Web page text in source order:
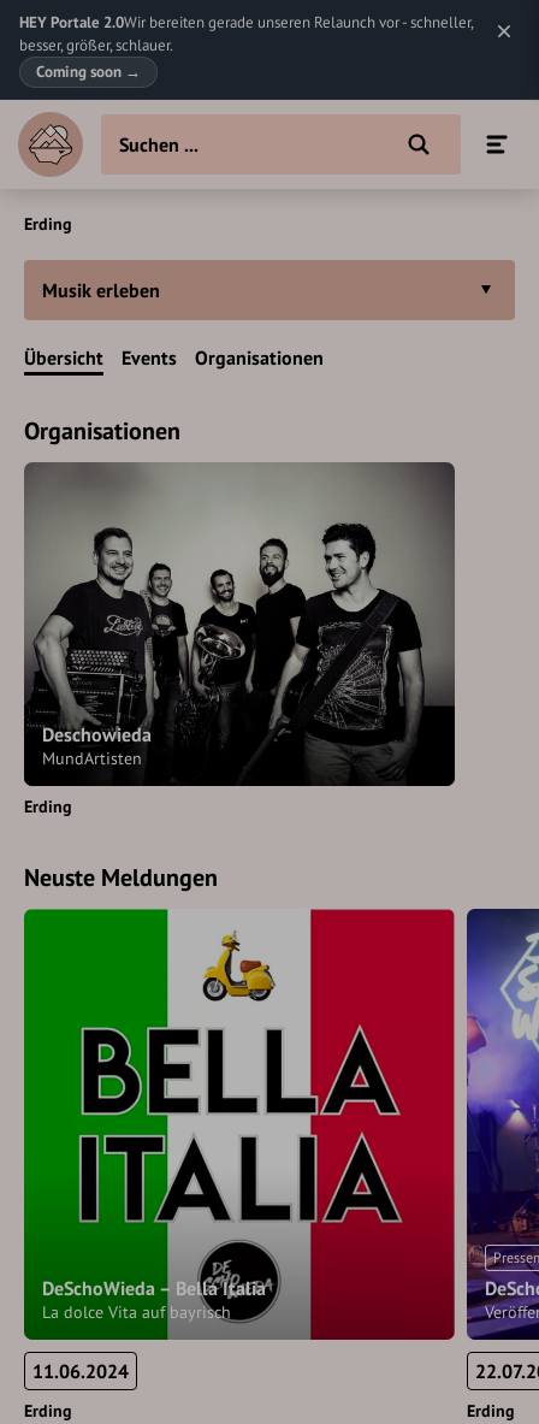
HEY Portale 2.0Wir bereiten gerade unseren Relaunch vor - schneller,
besser, größer, schlauer.
Coming soon →
Erding
Musik erleben
Übersicht Events Organisationen
Organisationen
Deschowieda
MundArtisten
Erding
Neuste Meldungen
DeSchoWieda – Bella Italia
La dolce Vita auf bayrisch
11.06.2024
Erding Erding